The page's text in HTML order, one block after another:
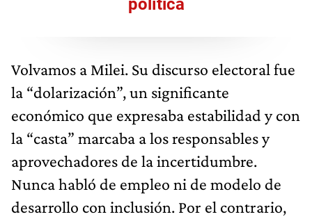
Volvamos a Milei. Su discurso electoral fue
la “dolarización”, un significante
económico que expresaba estabilidad y con
la “casta” marcaba a los responsables y
aprovechadores de la incertidumbre.
Nunca habló de empleo ni de modelo de
desarrollo con inclusión. Por el contrario,